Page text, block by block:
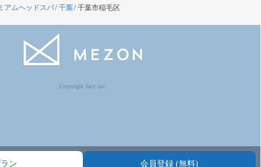
ン 会員登録 (無料)
アムヘッドスパ/千葉/千葉市稲毛区
Copyright Jocy inc.